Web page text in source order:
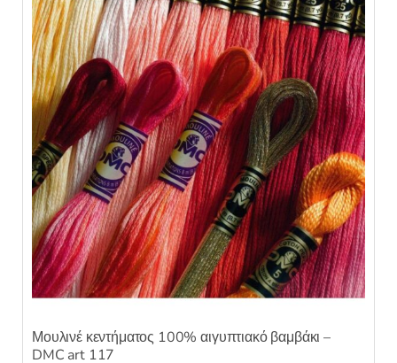
Μουλινέ κεντήματος 100% αιγυπτιακό βαμβάκι –
DMC art 117